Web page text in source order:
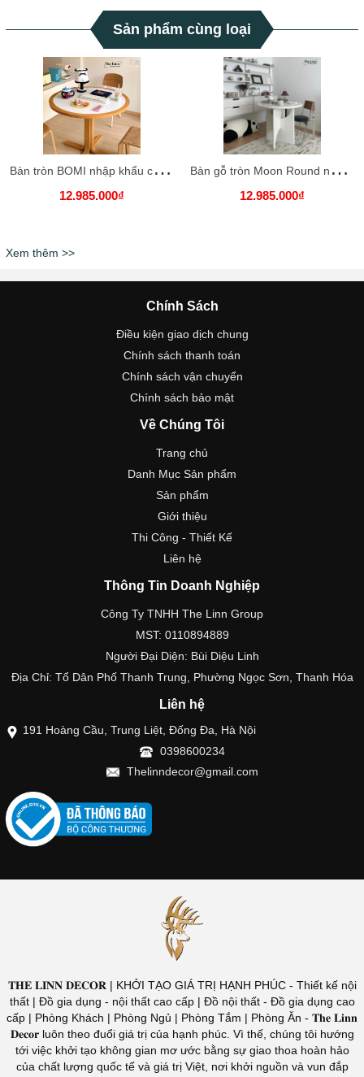
Sản phẩm cùng loại
B
àn tròn BOMI nhập khẩu cao cấp / BOMI Table
12.985.000₫
B
àn gỗ tròn Moon Round nhập khẩu cao cấp / Moon Round Table
12.985.000₫
Xem thêm >>
Chính Sách
Điều kiện giao dịch chung
Chính sách thanh toán
Chính sách vận chuyển
Chính sách bảo mật
Về Chúng Tôi
Trang chủ
Danh Mục Sản phẩm
Sản phẩm
Giới thiệu
Thi Công - Thiết Kế
Liên hệ
Thông Tin Doanh Nghiệp
Công Ty TNHH The Linn Group
MST: 0110894889
Người Đại Diện: Bùi Diệu Linh
Địa Chỉ: Tổ Dân Phố Thanh Trung, Phường Ngọc Sơn, Thanh Hóa
Liên hệ
191 Hoàng Cầu, Trung Liệt, Đống Đa, Hà Nội
0398600234
Thelinndecor@gmail.com
𝐓𝐇𝐄 𝐋𝐈𝐍𝐍 𝐃𝐄𝐂𝐎𝐑 | KHỞI TẠO GIÁ TRỊ HẠNH PHÚC - Thiết kế nội
thất | Đồ gia dụng - nội thất cao cấp | Đồ nội thất - Đồ gia dụng cao
cấp | Phòng Khách | Phòng Ngủ | Phòng Tắm | Phòng Ăn - 𝐓𝐡𝐞 𝐋𝐢𝐧𝐧
𝐃𝐞𝐜𝐨𝐫 luôn theo đuổi giá trị của hạnh phúc. Vì thế, chúng tôi hướng
tới việc khởi tạo không gian mơ ước bằng sự giao thoa hoàn hảo
của chất lượng quốc tế và giá trị Việt, nơi khởi nguồn và vun đắp